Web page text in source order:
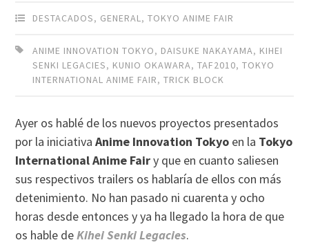
DESTACADOS, GENERAL,TOKYO ANIME FAIR
ANIME INNOVATION TOKYO, DAISUKE NAKAYAMA, KIHEI
SENKI LEGACIES, KUNIO OKAWARA,TAF2010,TOKYO
INTERNATIONAL ANIME FAIR,TRICK BLOCK
Ayer os hablé de los nuevos proyectos presentados
por la iniciativaAnime Innovation Tokyo en la Tokyo
International Anime Fairy que en cuanto saliesen
sus respectivos trailers os hablaría de ellos con más
detenimiento. No han pasado ni cuarenta y ocho
horas desde entonces y ya ha llegado la hora de que
os hable deKihei Senki Legacies.